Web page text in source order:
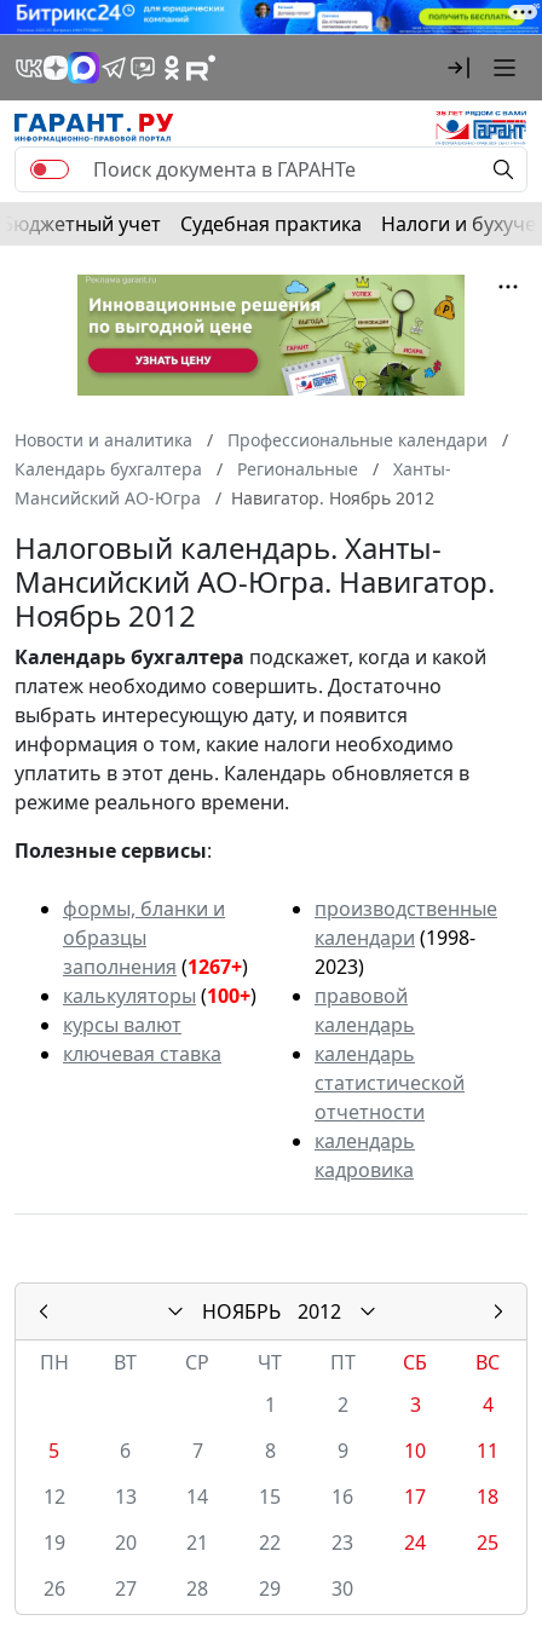
Бюджетный учет Судебная практика Налоги и
Новости и аналитика
Профессиональные календари
Календарь бухгалтера
Региональные
Ханты-
Мансийский АО-Югра
Навигатор. Ноябрь 2012
Налоговый календарь. Ханты-
Мансийский АО-Югра. Навигатор.
Ноябрь 2012
Календарьбухгалтера подскажет, когда и какой
платеж необходимо совершить. Достаточно
выбрать интересующую дату, и появится
информация о том, какие налоги необходимо
уплатить в этот день. Календарь обновляется в
режиме реального времени.
Полезные сервисы:
формы, бланки и
образцы
заполнения (1267+)
калькуляторы (100+)
курсы валют
ключевая ставка
производственные
календари (1998-
2023)
правовой
календарь
календарь
статистической
отчетности
календарь
кадровика
НОЯБРЬ
2012
ПН
ВТ СР ЧТ ПТ СБ
ВС
1
2 3
4
5
6 7 8 9 10
11
12
13 14 15 16 17
18
19
20 21 22 23 24
25
26
27 28 29 30